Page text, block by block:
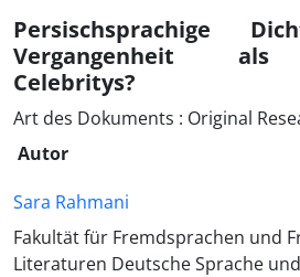
Persischsprachige
Vergangenheit als
Celebritys?
Art des Dokuments : Original
Autor
Sara Rahmani
Fakultät für Fremdsprachen und
Literaturen Deutsche Sprache